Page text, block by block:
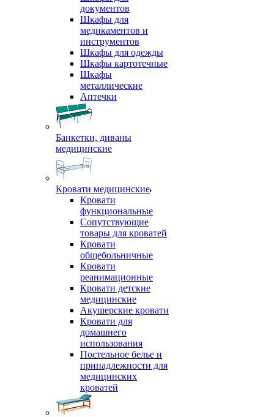
документов
Шкафы для
медикаментов и
инструментов
Шкафы для одежды
Шкафы картотечные
Шкафы
металлические
Аптечки
Банкетки, диваны
медицинские
Кровати медицинские
Кровати
функциональные
Сопутствующие
товары для кроватей
Кровати
общебольничные
Кровати
реанимационные
Кровати детские
медицинские
Акушерские кровати
Кровати для
домашнего
использования
Постельное белье и
принадлежности для
медицинских
кроватей